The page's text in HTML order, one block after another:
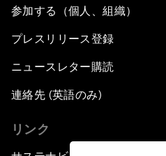
参加する（個人、組織）
プレスリリース登録
ニュースレター購読
連絡先 (英語のみ)
リンク